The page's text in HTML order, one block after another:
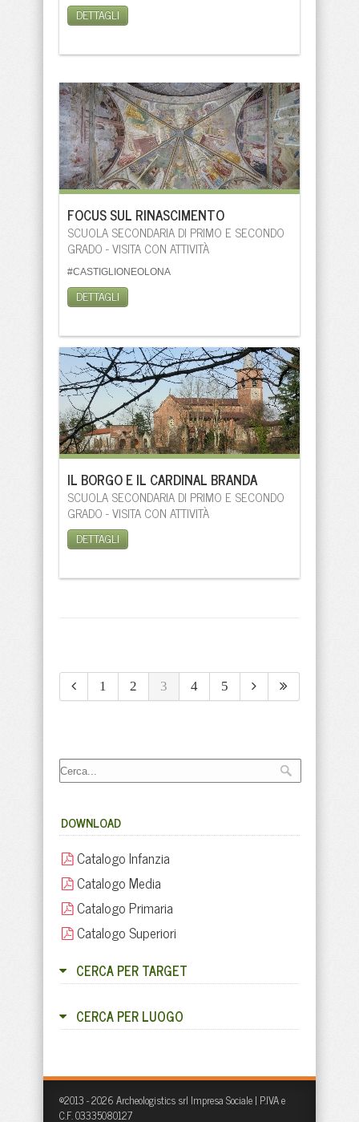
DOWNLOAD
Catalogo Infanzia
Catalogo Media
Catalogo Primaria
Catalogo Superiori
CERCA PER TARGET
CERCA PER LUOGO
DETTAGLI
FOCUS SUL RINASCIMENTO
SCUOLA SECONDARIA DI PRIMO E SECONDO
GRADO - VISITA CON ATTIVITÀ
#CASTIGLIONEOLONA
DETTAGLI
IL BORGO E IL CARDINAL BRANDA
SCUOLA SECONDARIA DI PRIMO E SECONDO
GRADO - VISITA CON ATTIVITÀ
DETTAGLI
1 2 3 4 5
©2013 - 2026 Archeologistics srl Impresa Sociale | P.IVA e
C.F. 03335080127